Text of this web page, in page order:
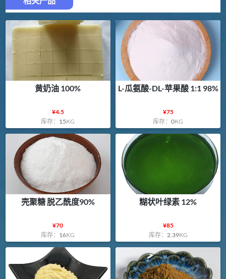
黄奶油 100%
¥4.5
库存： 15KG
L-瓜氨酸-DL-苹果酸 1:1 98%
¥75
库存：0KG
壳聚糖 脱乙酰度90%
¥70
库存： 16KG
糊状叶绿素 12%
¥85
库存： 2.39KG